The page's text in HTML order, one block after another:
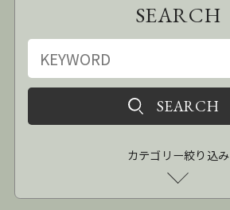
SEARCH
カテゴリー絞り込み